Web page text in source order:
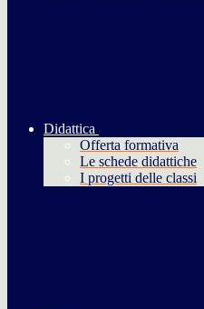
Didattica
Offerta formativa
Le schede didattiche
I progetti delle classi